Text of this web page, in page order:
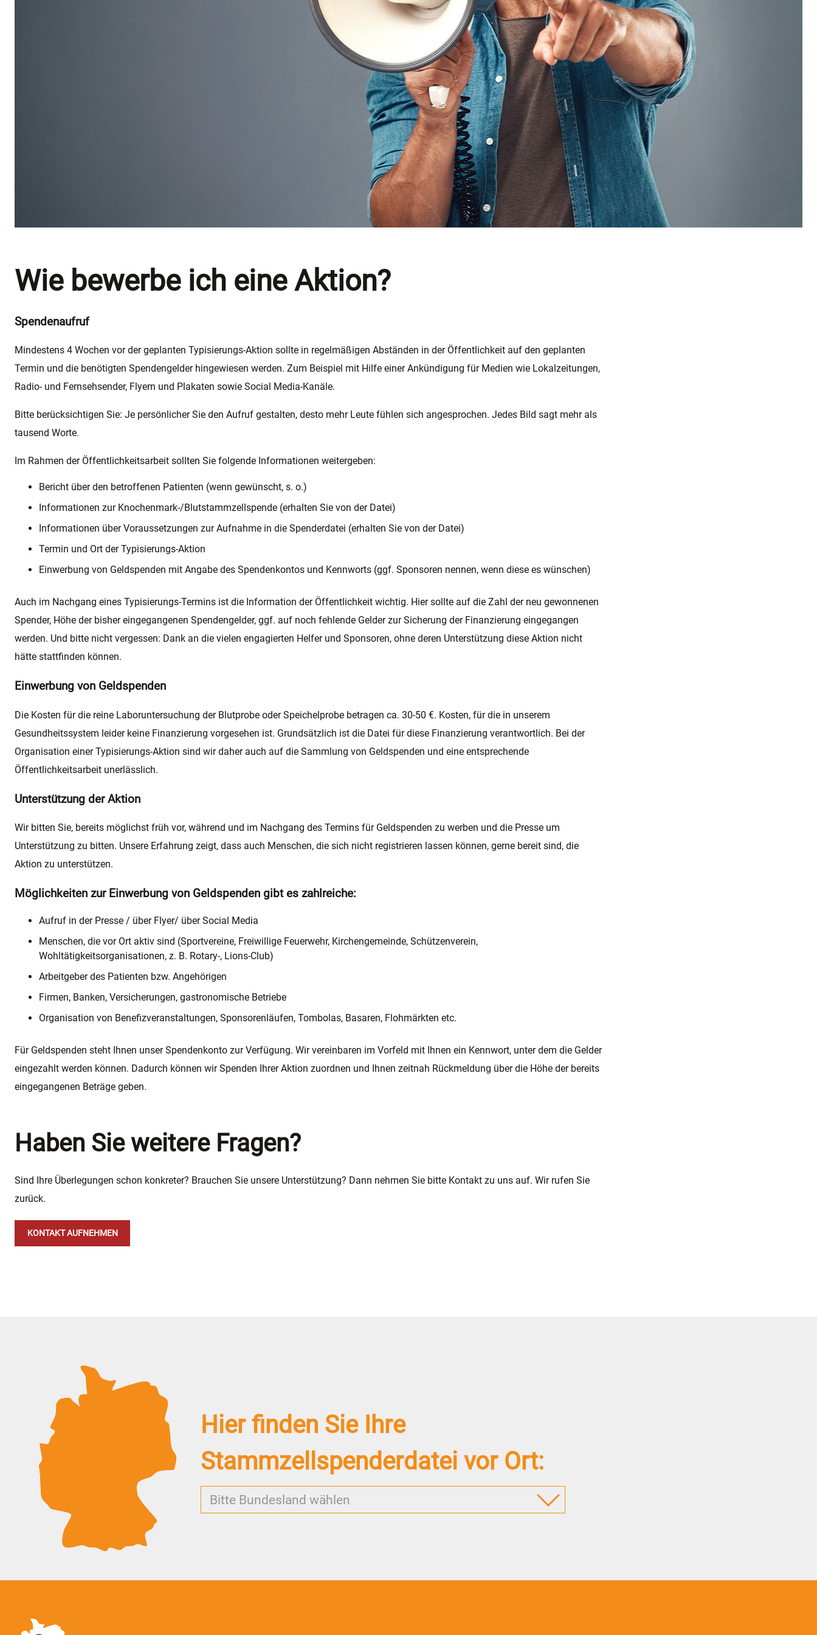
Wie bewerbe ich eine Aktion?
Spendenaufruf
Mindestens 4 Wochen vor der geplanten Typisierungs-Aktion sollte in regelmäßigen Abständen in der Öffentlichkeit auf den geplanten
Termin und die benötigten Spendengelder hingewiesen werden. Zum Beispiel mit Hilfe einer Ankündigung für Medien wie Lokalzeitungen,
Radio- und Fernsehsender, Flyern und Plakaten sowie Social Media-Kanäle.
Bitte berücksichtigen Sie: Je persönlicher Sie den Aufruf gestalten, desto mehr Leute fühlen sich angesprochen. Jedes Bild sagt mehr als
tausend Worte.
Im Rahmen der Öffentlichkeitsarbeit sollten Sie folgende Informationen weitergeben:
Bericht über den betroffenen Patienten (wenn gewünscht, s. o.)
Informationen zur Knochenmark-/Blutstammzellspende (erhalten Sie von der Datei)
Informationen über Voraussetzungen zur Aufnahme in die Spenderdatei (erhalten Sie von der Datei)
Termin und Ort der Typisierungs-Aktion
Einwerbung von Geldspenden mit Angabe des Spendenkontos und Kennworts (ggf. Sponsoren nennen, wenn diese es wünschen)
Auch im Nachgang eines Typisierungs-Termins ist die Information der Öffentlichkeit wichtig. Hier sollte auf die Zahl der neu gewonnenen
Spender, Höhe der bisher eingegangenen Spendengelder, ggf. auf noch fehlende Gelder zur Sicherung der Finanzierung eingegangen
werden. Und bitte nicht vergessen: Dank an die vielen engagierten Helfer und Sponsoren, ohne deren Unterstützung diese Aktion nicht
hätte stattfinden können.
Einwerbung von Geldspenden
Die Kosten für die reine Laboruntersuchung der Blutprobe oder Speichelprobe betragen ca. 30-50 €. Kosten, für die in unserem
Gesundheitssystem leider keine Finanzierung vorgesehen ist. Grundsätzlich ist die Datei für diese Finanzierung verantwortlich. Bei der
Organisation einer Typisierungs-Aktion sind wir daher auch auf die Sammlung von Geldspenden und eine entsprechende
Öffentlichkeitsarbeit unerlässlich.
Unterstützung der Aktion
Wir bitten Sie, bereits möglichst früh vor, während und im Nachgang des Termins für Geldspenden zu werben und die Presse um
Unterstützung zu bitten. Unsere Erfahrung zeigt, dass auch Menschen, die sich nicht registrieren lassen können, gerne bereit sind, die
Aktion zu unterstützen.
Möglichkeiten zur Einwerbung von Geldspenden gibt es zahlreiche:
Aufruf in der Presse / über Flyer/ über Social Media
Menschen, die vor Ort aktiv sind (Sportvereine, Freiwillige Feuerwehr, Kirchengemeinde, Schützenverein,
Wohltätigkeitsorganisationen, z. B. Rotary-, Lions-Club)
Arbeitgeber des Patienten bzw. Angehörigen
Firmen, Banken, Versicherungen, gastronomische Betriebe
Organisation von Benefizveranstaltungen, Sponsorenläufen, Tombolas, Basaren, Flohmärkten etc.
Für Geldspenden steht Ihnen unser Spendenkonto zur Verfügung. Wir vereinbaren im Vorfeld mit Ihnen ein Kennwort, unter dem die Gelder
eingezahlt werden können. Dadurch können wir Spenden Ihrer Aktion zuordnen und Ihnen zeitnah Rückmeldung über die Höhe der bereits
eingegangenen Beträge geben.
Haben Sie weitere Fragen?
Sind Ihre Überlegungen schon konkreter? Brauchen Sie unsere Unterstützung? Dann nehmen Sie bitte Kontakt zu uns auf. Wir rufen Sie
zurück.
KONTAKT AUFNEHMEN
Hier finden Sie Ihre
Stammzellspenderdatei vor Ort:
Bitte Bundesland wählen